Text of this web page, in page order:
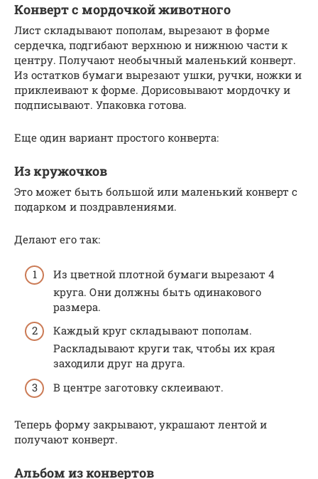
Конверт с мордочкой животного
Лист складывают пополам, вырезают в форме
сердечка, подгибают верхнюю и нижнюю части к
центру. Получают необычный маленький конверт.
Из остатков бумаги вырезают ушки, ручки, ножки и
приклеивают к форме. Дорисовывают мордочку и
подписывают. Упаковка готова.
Еще один вариант простого конверта:
Из кружочков
Это может быть большой или маленький конверт с
подарком и поздравлениями.
Делают его так:
Из цветной плотной бумаги вырезают 4
круга. Они должны быть одинакового
размера.
Каждый круг складывают пополам.
Раскладывают круги так, чтобы их края
заходили друг на друга.
В центре заготовку склеивают.
Теперь форму закрывают, украшают лентой и
получают конверт.
Альбом из конвертов